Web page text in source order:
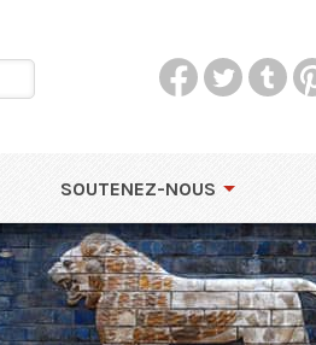
SOUTENEZ-NOUS